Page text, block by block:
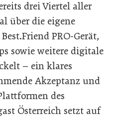
drei Viertel aller
über die eigene
PRO-Gerät,
sowie weitere digitale
– ein klares
Akzeptanz und
des
Österreich setzt auf